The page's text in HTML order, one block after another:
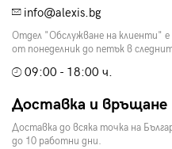
info@alexis.bg
Отдел "Обслужване на клиенти"
от понеделник до петък в
09:00 - 18:00 ч.
Доставка и връщане
Доставка до всяка точка на
до 10 работни дни.